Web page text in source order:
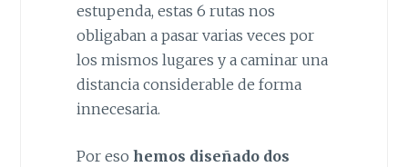
estupenda, estas 6 rutas nos
obligaban a pasar varias veces por
los mismos lugares y a caminar una
distancia considerable de forma
innecesaria.
Por eso hemos diseñado dos